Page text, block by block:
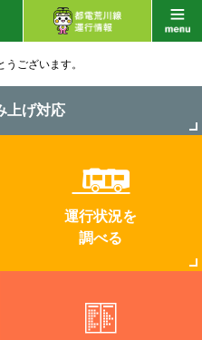
ございます。
上げ対応
運行状況を
調べる